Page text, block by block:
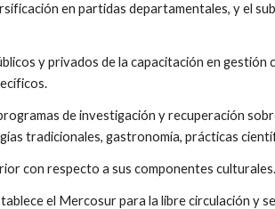
en partidas departamentales, y el
y privados de la capacitación en
de investigación y recuperación
tradicionales, gastronomía, prácticas
con respecto a sus componentes culturales.
el Mercosur para la libre circulación y